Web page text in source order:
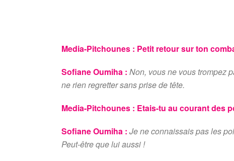
Media-Pitchounes : Petit retour sur ton
Sofiane Oumiha : Non, vous ne vous trompez
ne rien regretter sans prise de tête.
Media-Pitchounes : Etais-tu au courant des
Sofiane Oumiha : Je ne connaissais pas les
Peut-être que lui aussi !